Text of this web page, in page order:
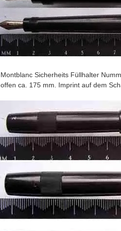
Montblanc Sicherheits Füllhalter
offen ca. 175 mm. Imprint auf dem